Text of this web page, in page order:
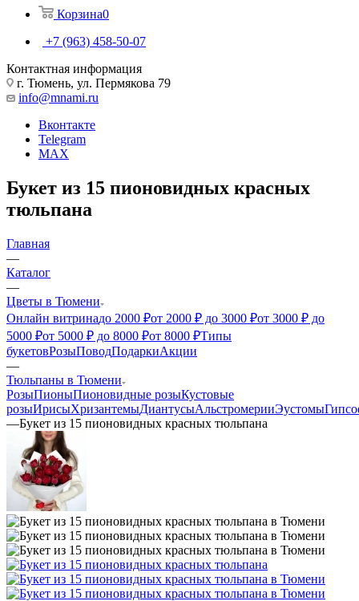
Корзина0
+7 (963) 458-50-07
Контактная информация
г. Тюмень, ул. Пермякова 79
info@mnami.ru
Вконтакте
Telegram
MAX
Букет из 15 пионовидных красных
тюльпана
Главная
—
Каталог
—
Цветы в Тюмени
Онлайн витринадо 2000 ₽от 2000 ₽ до 3000 ₽от 3000 ₽ до
5000 ₽от 5000 ₽ до 8000 ₽от 8000 ₽Типы
букетовРозыПоводПодаркиАкции
—
Тюльпаны в Тюмени
РозыПионыПионовидные розыКустовые
розыИрисыХризантемыДиантусыАльстромерииЭустомы
—Букет из 15 пионовидных красных тюльпана